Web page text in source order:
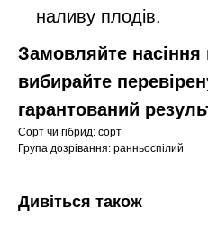
наливу плодів.
Замовляйте
вибирайте
гарантований
Сорт чи гібрид: сорт
Група дозрівання: ранньоспілий
Дивіться також